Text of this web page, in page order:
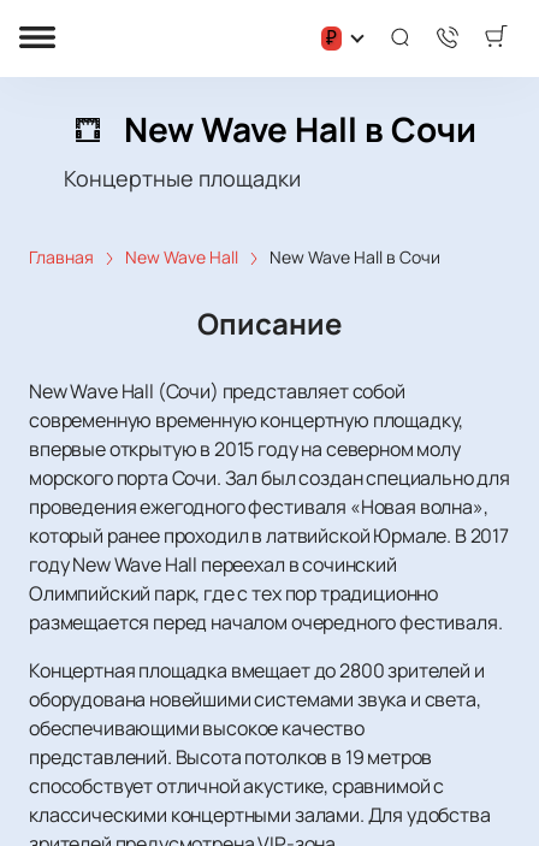
₽
New Wave Hall в Сочи
Концертные площадки
Главная New Wave Hall New Wave Hall в Сочи
Описание
New Wave Hall (Сочи) представляет собой
современную временную концертную площадку,
впервые открытую в 2015 году на северном молу
морского порта Сочи. Зал был создан специально для
проведения ежегодного фестиваля «Новая волна»,
который ранее проходил в латвийской Юрмале. В 2017
году New Wave Hall переехал в сочинский
Олимпийский парк, где с тех пор традиционно
размещается перед началом очередного фестиваля.
Концертная площадка вмещает до 2800 зрителей и
оборудована новейшими системами звука и света,
обеспечивающими высокое качество
представлений. Высота потолков в 19 метров
способствует отличной акустике, сравнимой с
классическими концертными залами. Для удобства